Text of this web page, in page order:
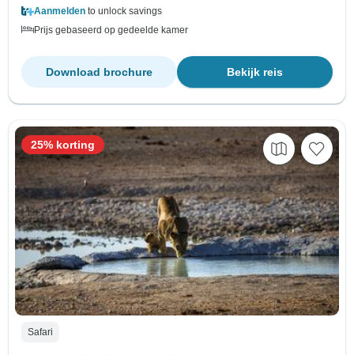
Aanmelden to unlock savings
Prijs gebaseerd op gedeelde kamer
Bekijk reis
Download brochure
Safari
25% korting